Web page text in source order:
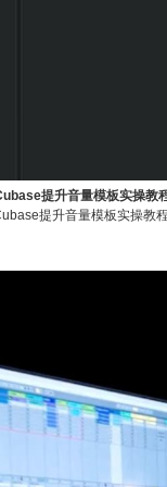
提升音量模板实操教
提升音量模板实操教